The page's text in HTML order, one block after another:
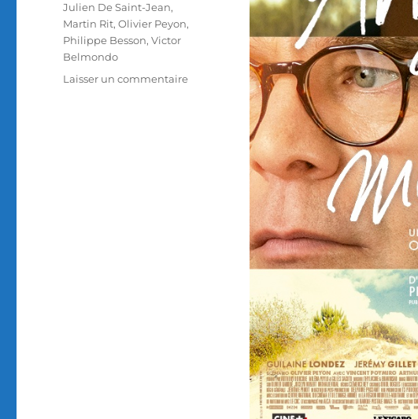
Julien De Saint-Jean,
Martin Rit,Olivier Peyon,
Philippe Besson,Victor
Belmondo
Laisser un commentairesur